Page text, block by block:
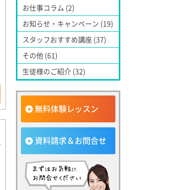
お仕事コラム (2)
お知らせ・キャンペーン (19)
スタッフおすすめ講座 (37)
その他 (61)
生徒様のご紹介 (32)
無料体験レッスン
資料請求＆お問合せ